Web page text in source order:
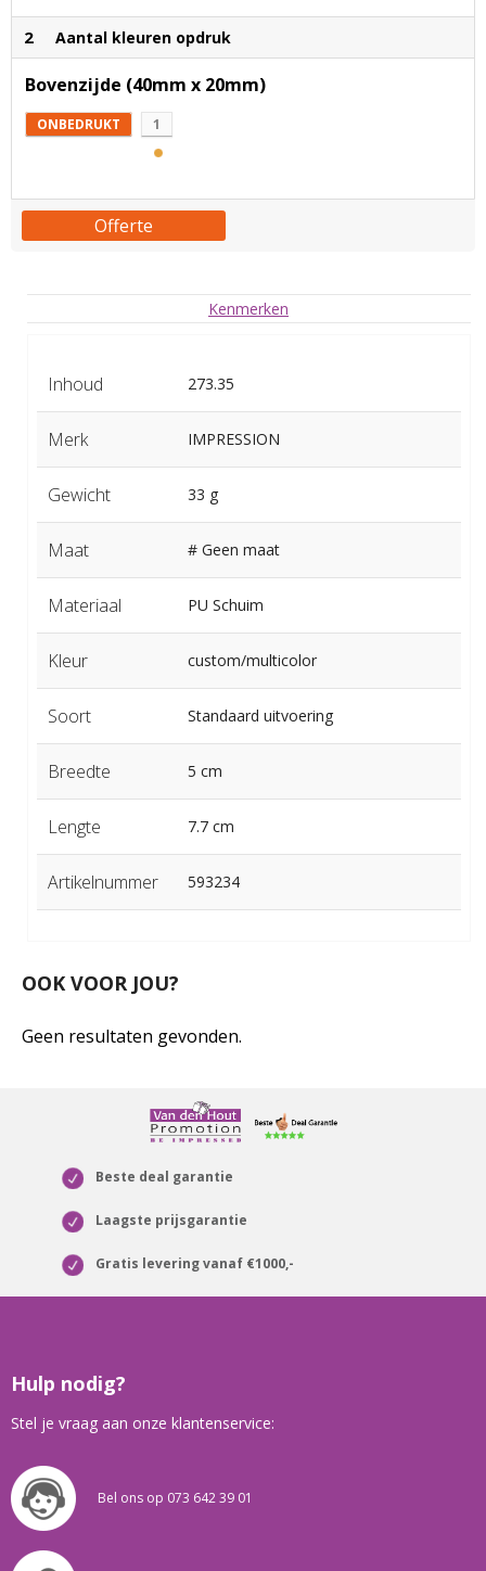
2 Aantal kleuren opdruk
Bovenzijde (40mm x 20mm)
ONBEDRUKT 1
Offerte
Kenmerken
Inhoud 273.35
Merk IMPRESSION
Gewicht 33 g
Maat # Geen maat
Materiaal PU Schuim
Kleur custom/multicolor
Soort Standaard uitvoering
Breedte 5 cm
Lengte 7.7 cm
Artikelnummer 593234
OOK VOOR JOU?
Geen resultaten gevonden.
Beste deal garantie
Laagste prijsgarantie
Gratis levering vanaf €1000,-
Hulp nodig?
Stel je vraag aan onze klantenservice:
Bel ons op 073 642 39 01